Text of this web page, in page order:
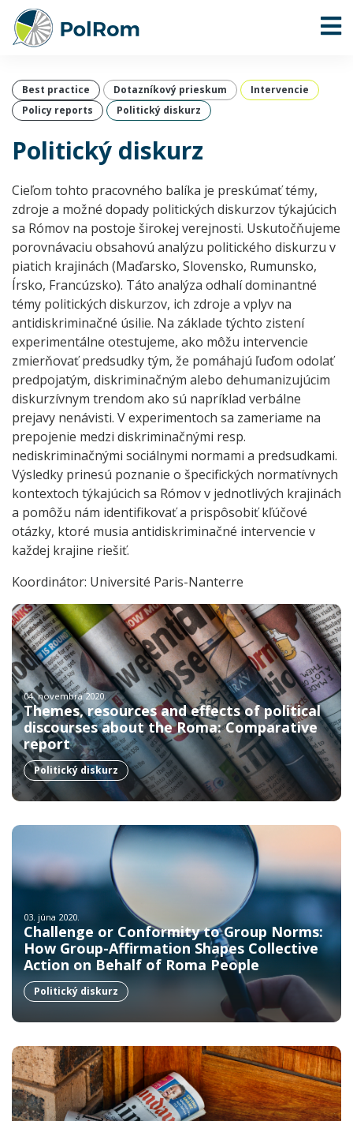
Best practice Dotazníkový prieskum
Intervencie
Policy reports
Politický diskurz
Politický diskurz
Cieľom tohto pracovného balíka je preskúmať témy,
zdroje a možné dopady politických diskurzov týkajúcich
sa Rómov na postoje širokej verejnosti. Uskutočňujeme
porovnávaciu obsahovú analýzu politického diskurzu v
piatich krajinách (Maďarsko, Slovensko, Rumunsko,
Írsko, Francúzsko). Táto analýza odhalí dominantné
témy politických diskurzov, ich zdroje a vplyv na
antidiskriminačné úsilie. Na základe týchto zistení
experimentálne otestujeme, ako môžu intervencie
zmierňovať predsudky tým, že pomáhajú ľuďom odolať
predpojatým, diskriminačným alebo dehumanizujúcim
diskurzívnym trendom ako sú napríklad verbálne
prejavy nenávisti. V experimentoch sa zameriame na
prepojenie medzi diskriminačnými resp.
nediskriminačnými sociálnymi normami a predsudkami.
Výsledky prinesú poznanie o špecifických normatívnych
kontextoch týkajúcich sa Rómov v jednotlivých krajinách
a pomôžu nám identifikovať a prispôsobiť kľúčové
otázky, ktoré musia antidiskriminačné intervencie v
každej krajine riešiť.
Koordinátor: Université Paris-Nanterre
04. novembra 2020.
Themes, resources and effects of political
discourses about the Roma: Comparative
report
Politický diskurz
03. júna 2020.
Challenge or Conformity to Group Norms:
How Group-Affirmation Shapes Collective
Action on Behalf of Roma People
Politický diskurz